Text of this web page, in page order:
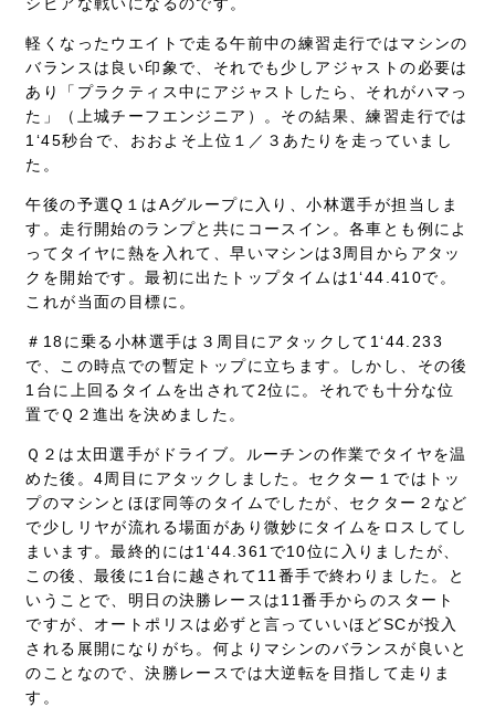
軽くなったウエイトで走る午前中の練習走行ではマシンの
バランスは良い印象で、それでも少しアジャストの必要は
あり「プラクティス中にアジャストしたら、それがハマっ
た」（上城チーフエンジニア）。その結果、練習走行では
1‘45秒台で、おおよそ上位１／３あたりを走っていまし
た。
午後の予選Q１はAグループに入り、小林選手が担当しま
す。走行開始のランプと共にコースイン。各車とも例によ
ってタイヤに熱を入れて、早いマシンは3周目からアタッ
クを開始です。最初に出たトップタイムは1‘44.410で。
これが当面の目標に。
＃18に乗る小林選手は３周目にアタックして1‘44.233
で、この時点での暫定トップに立ちます。しかし、その後
1台に上回るタイムを出されて2位に。それでも十分な位
置でＱ２進出を決めました。
Ｑ２は太田選手がドライブ。ルーチンの作業でタイヤを温
めた後。4周目にアタックしました。セクター１ではトッ
プのマシンとほぼ同等のタイムでしたが、セクター２など
で少しリヤが流れる場面があり微妙にタイムをロスしてし
まいます。最終的には1‘44.361で10位に入りましたが、
この後、最後に1台に越されて11番手で終わりました。と
いうことで、明日の決勝レースは11番手からのスタート
ですが、オートポリスは必ずと言っていいほどSCが投入
される展開になりがち。何よりマシンのバランスが良いと
のことなので、決勝レースでは大逆転を目指して走りま
す。